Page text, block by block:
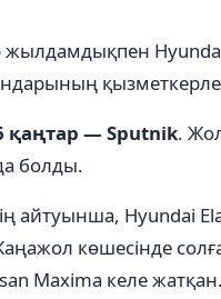
жылдамдықпен
қаңтар — Sputnik.
болды.
айтуынша, Hyundai
көшесінде
Maxima келе